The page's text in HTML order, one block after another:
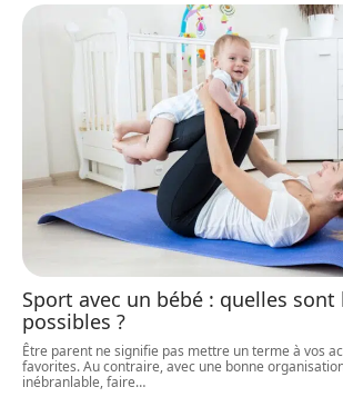
Sport avec un bébé : quelles
possibles ?
Être parent ne signifie pas mettre un terme à vos
favorites. Au contraire, avec une bonne
inébranlable, faire…